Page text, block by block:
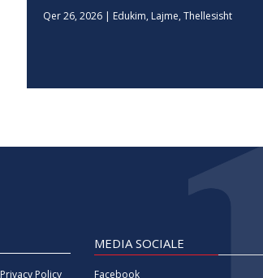
Qer 26, 2026 | Edukim, Lajme,Thellesisht
Privacy Policy
MEDIA SOCIALE
Facebook